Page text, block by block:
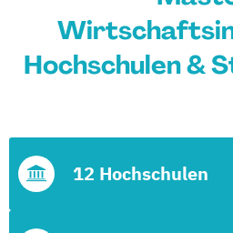
Hochschulen &
12 Hochschulen